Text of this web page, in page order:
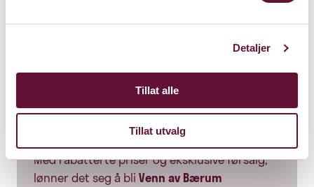
Detaljer
Tillat alle
Tillat utvalg
Med rabatterte priser og eksklusive førsalg,
lønner det seg å bli Venn av Bærum